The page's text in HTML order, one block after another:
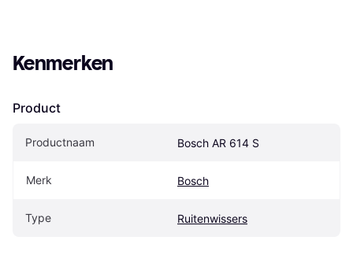
Kenmerken
Product
Productnaam Bosch AR 614 S
Merk Bosch
Type Ruitenwissers